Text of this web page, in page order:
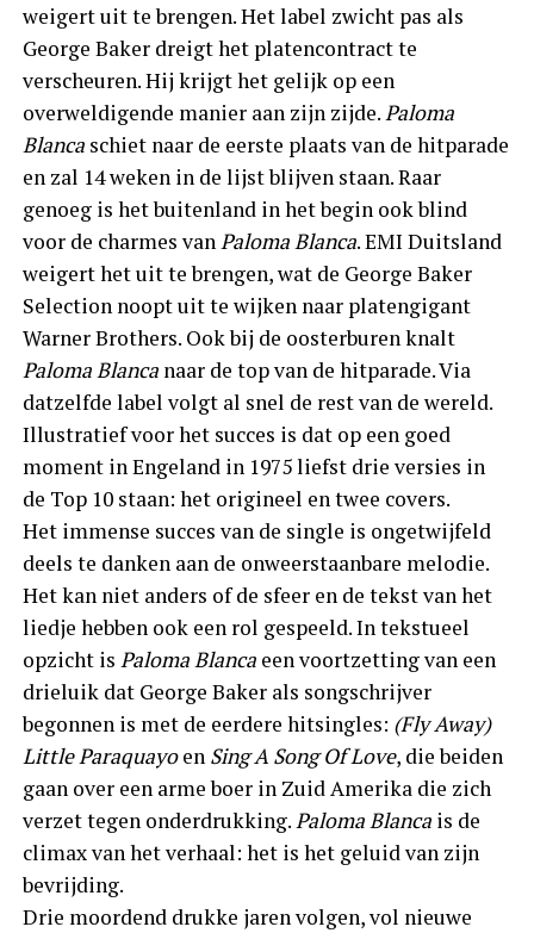
weigert uit te brengen. Het label zwicht pas als
George Baker dreigt het platencontract te
verscheuren. Hij krijgt het gelijk op een
overweldigende manier aan zijn zijde. Paloma
Blancaschiet naar de eerste plaats van de hitparade
en zal 14 weken in de lijst blijven staan. Raar
genoeg is het buitenland in het begin ook blind
voor de charmes van Paloma Blanca. EMI Duitsland
weigert het uit te brengen, wat de George Baker
Selection noopt uit te wijken naar platengigant
Warner Brothers. Ook bij de oosterburen knalt
Paloma Blancanaar de top van de hitparade. Via
datzelfde label volgt al snel de rest van de wereld.
Illustratief voor het succes is dat op een goed
moment in Engeland in 1975 liefst drie versies in
de Top 10 staan: het origineel en twee covers.
Het immense succes van de single is ongetwijfeld
deels te danken aan de onweerstaanbare melodie.
Het kan niet anders of de sfeer en de tekst van het
liedje hebben ook een rol gespeeld. In tekstueel
opzicht is Paloma Blancaeen voortzetting van een
drieluik dat George Baker als songschrijver
begonnen is met de eerdere hitsingles: (Fly Away)
Little Paraquayoen Sing A Song Of Love, die beiden
gaan over een arme boer in Zuid Amerika die zich
verzet tegen onderdrukking. Paloma Blancais de
climax van het verhaal: het is het geluid van zijn
bevrijding.
Drie moordend drukke jaren volgen, vol nieuwe